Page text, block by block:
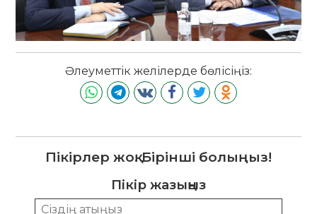
Әлеуметтік желілерде бөлісіңіз:
Пікірлер жоқ. Бірінші болыңыз!
Пікір жазыңыз